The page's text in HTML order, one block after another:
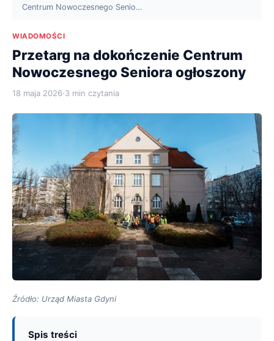
Centrum Nowoczesnego Senio…
WIADOMOŚCI
Przetarg na dokończenie Centrum
Nowoczesnego Seniora ogłoszony
18 maja 2026·3 min czytania
Źródło: Urząd Miasta Gdyni
Spis treści